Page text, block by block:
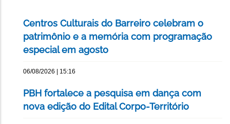
Centros Culturais do Barreiro celebram o
patrimônio e a memória com programação
especial em agosto
06/08/2026 | 15:16
PBH fortalece a pesquisa em dança com
nova edição do Edital Corpo-Território